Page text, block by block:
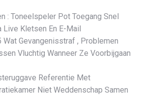
: Toneelspeler Pot Toegang Snel
Live Kletsen En E-Mail
Wat Gevangenisstraf , Problemen
Vluchtig Wanneer Ze Voorbijgaan
Referentie Met
Niet Weddenschap Samen